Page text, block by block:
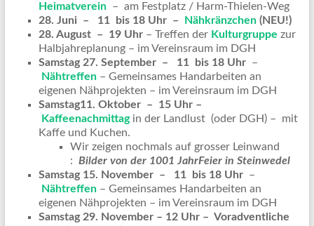
Heimatverein– am Festplatz / Harm-Thielen-Weg
28. Juni – 11 bis 18 Uhr –
Nähkränzchen(NEU!)
28. August – 19 Uhr– Treffen der Kulturgruppe zur
Halbjahreplanung – im Vereinsraum im DGH
Samstag 27. September – 11 bis 18 Uhr–
Nähtreffen– Gemeinsames Handarbeiten an
eigenen Nähprojekten – im Vereinsraum im DGH
Samstag11. Oktober – 15 Uhr –
Kaffeenachmittag in der Landlust (oder DGH) – mit
Kaffe und Kuchen.
Wir zeigen nochmals auf grosser Leinwand
: Bilder von der 1001 JahrFeier in Steinwedel
Samstag 15. November – 11 bis 18 Uhr–
Nähtreffen– Gemeinsames Handarbeiten an
eigenen Nähprojekten – im Vereinsraum im DGH
Samstag 29. November – 12 Uhr – Voradventliche